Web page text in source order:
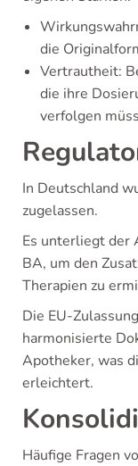
die
Vertrautheit:
die ihre
verfolgen
In Deutschland
zugelassen.
Es unterliegt der
BA, um den
Therapien zu
Die EU-
harmonisierte
Apotheker, was
erleichtert.
Häufige Fragen